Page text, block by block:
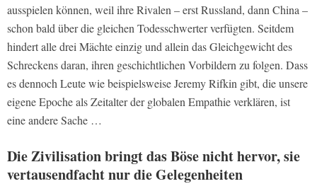
ausspielen können, weil ihre Rivalen – erst Russland, dann China –
schon bald über die gleichen Todesschwerter verfügten. Seitdem
hindert alle drei Mächte einzig und allein das Gleichgewicht des
Schreckens daran, ihren geschichtlichen Vorbildern zu folgen. Dass
es dennoch Leute wie beispielsweise Jeremy Rifkin gibt, die unsere
eigene Epoche als Zeitalter der globalen Empathie verklären, ist
eine andere Sache …
Die Zivilisation bringt das Böse nicht hervor, sie
vertausendfacht nur die Gelegenheiten